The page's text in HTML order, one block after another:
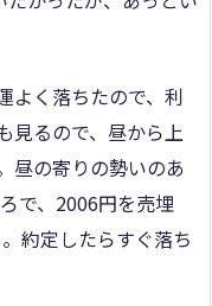
よく落ちたので、利
見るので、昼から上
昼の寄りの勢いのあ
で、2006円を売埋
約定したらすぐ落ち